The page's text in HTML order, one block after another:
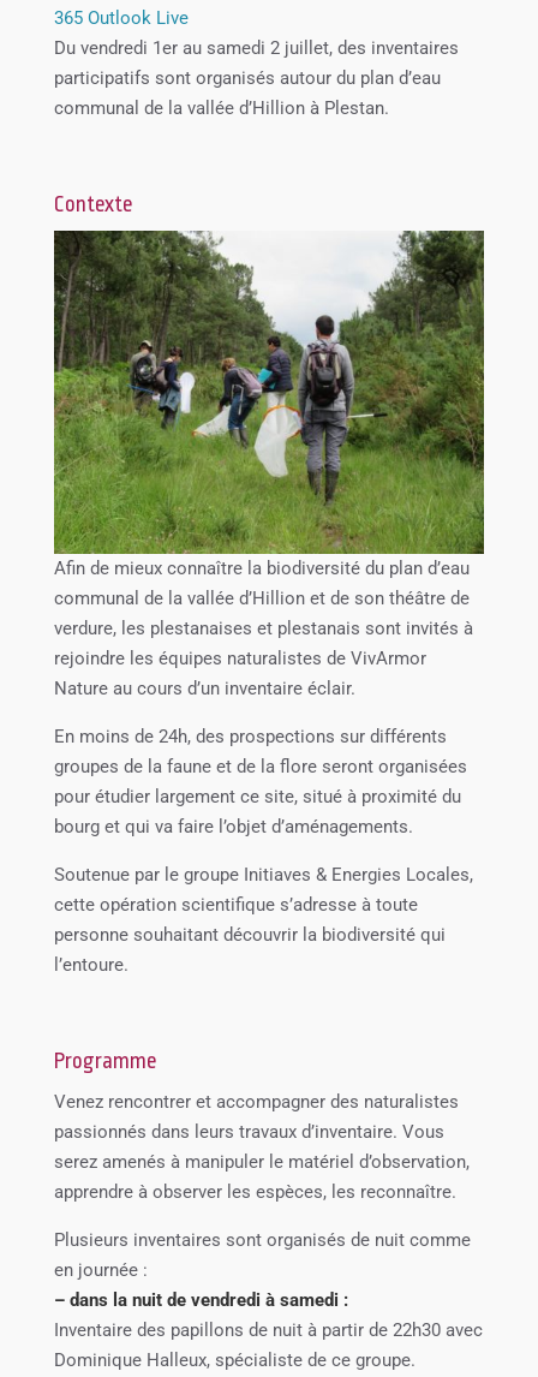
365 Outlook Live
Du vendredi 1er au samedi 2 juillet, des inventaires
participatifs sont organisés autour du plan d’eau
communal de la vallée d’Hillion à Plestan.
Contexte
Afin de mieux connaître la biodiversité du plan d’eau
communal de la vallée d’Hillion et de son théâtre de
verdure, les plestanaises et plestanais sont invités à
rejoindre les équipes naturalistes de VivArmor
Nature au cours d’un inventaire éclair.
En moins de 24h, des prospections sur différents
groupes de la faune et de la flore seront organisées
pour étudier largement ce site, situé à proximité du
bourg et qui va faire l’objet d’aménagements.
Soutenue par le groupe Initiaves & Energies Locales,
cette opération scientifique s’adresse à toute
personne souhaitant découvrir la biodiversité qui
l’entoure.
Programme
Venez rencontrer et accompagner des naturalistes
passionnés dans leurs travaux d’inventaire. Vous
serez amenés à manipuler le matériel d’observation,
apprendre à observer les espèces, les reconnaître.
Plusieurs inventaires sont organisés de nuit comme
en journée :
– dans la nuit de vendredi à samedi :
Inventaire des papillons de nuit à partir de 22h30 avec
Dominique Halleux, spécialiste de ce groupe.